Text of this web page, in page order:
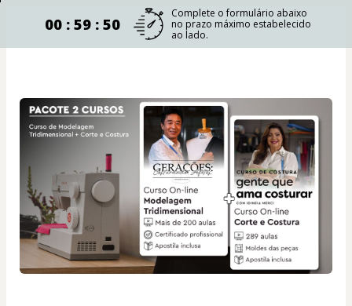
00 : 59 : 49
Complete o formulário abaixo
no prazo máximo estabelecido
ao lado.